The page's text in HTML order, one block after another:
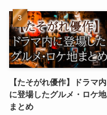
【たそがれ優作】ドラマ内
に登場したグルメ・ロケ地
まとめ